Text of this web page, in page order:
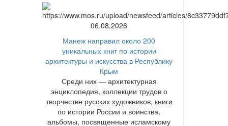
06.08.2026
Манеж направил около 200
уникальных книг по истории
архитектуры и искусства в Республику
Крым
Среди них — архитектурная
энциклопедия, коллекции трудов о
творчестве русских художников, книги
по истории России и воинства,
альбомы, посвященные исламскому